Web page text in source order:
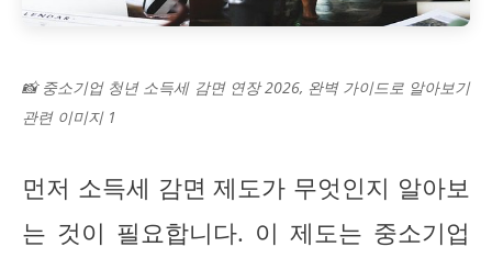
📸 중소기업 청년 소득세 감면 연장 2026, 완벽 가이드로 알아보기
관련 이미지 1
먼저 소득세 감면 제도가 무엇인지 알아보
는 것이 필요합니다. 이 제도는 중소기업